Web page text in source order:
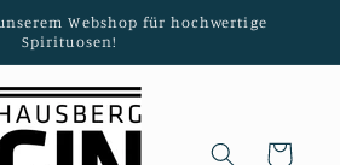
Webshop für hochwertige
Spirituosen!
Warenkorb